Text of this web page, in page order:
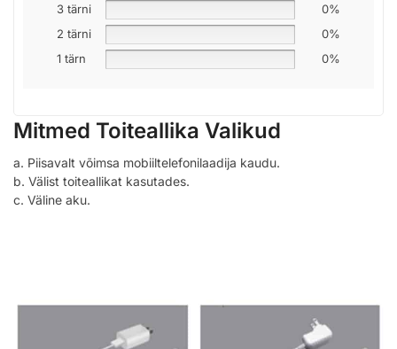
3 tärni
0%
2 tärni
0%
1 tärn
0%
Mitmed Toiteallika Valikud
a. Piisavalt võimsa mobiiltelefonilaadija kaudu.
b. Välist toiteallikat kasutades.
c. Väline aku.